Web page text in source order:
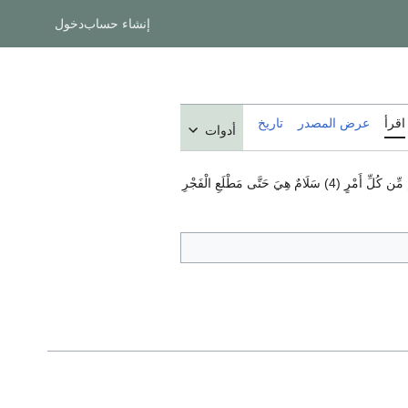
إنشاء حسابدخول
اقرأ عرض المصدر تاريخ أدوات
إِنَّا أَنزَلْنَاهُ فِي لَيْلَةِ الْقَدْرِ (1) وَمَا أَدْرَاكَ مَا لَيْلَةُ الْقَدْرِ (2) لَيْلَةُ الْقَدْرِ خَيْرٌ مِّنْ أَلْفِ شَهْرٍ (3) تَنَزَّلُ الْمَلَائِكَةُ وَالرُّوحُ فِيهَا بِإِذْنِ رَبِّهِم مِّن كُلِّ أَمْرٍ (4) سَلَامٌ هِيَ حَتَّى مَطْلَعِ الْفَجْرِ